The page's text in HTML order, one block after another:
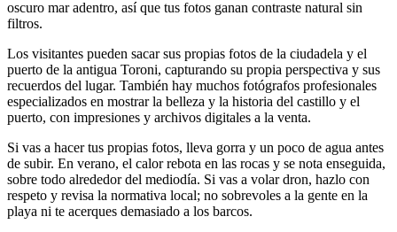
oscuro mar adentro, así que tus fotos ganan contraste natural sin
filtros.
Los visitantes pueden sacar sus propias fotos de la ciudadela y el
puerto de la antigua Toroni, capturando su propia perspectiva y sus
recuerdos del lugar. También hay muchos fotógrafos profesionales
especializados en mostrar la belleza y la historia del castillo y el
puerto, con impresiones y archivos digitales a la venta.
Si vas a hacer tus propias fotos, lleva gorra y un poco de agua antes
de subir. En verano, el calor rebota en las rocas y se nota enseguida,
sobre todo alrededor del mediodía. Si vas a volar dron, hazlo con
respeto y revisa la normativa local; no sobrevoles a la gente en la
playa ni te acerques demasiado a los barcos.